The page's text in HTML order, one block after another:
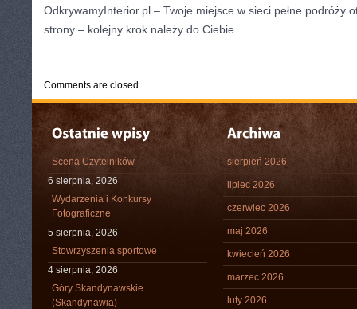
OdkrywamyInterior.pl – Twoje miejsce w sieci pełne podróży
strony – kolejny krok należy do Ciebie.
Comments are closed.
Scena Czytelników
6 sierpnia, 2026
Wydarzenia i Konkursy
Fotograficzne
5 sierpnia, 2026
Stowrzyszenia sportowe
4 sierpnia, 2026
Góry Skandynawskie
(Skandynawia)
sierpień 2026
lipiec 2026
czerwiec 2026
maj 2026
kwiecień 2026
marzec 2026
luty 2026